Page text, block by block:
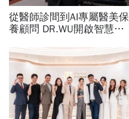
從醫師診間到AI專屬醫美保
養顧問 DR.WU開啟智慧養